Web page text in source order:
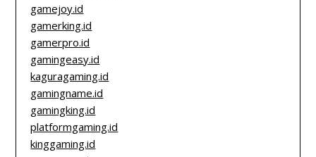
gamejoy.id
gamerking.id
gamerpro.id
gamingeasy.id
kaguragaming.id
gamingname.id
gamingking.id
platformgaming.id
kinggaming.id